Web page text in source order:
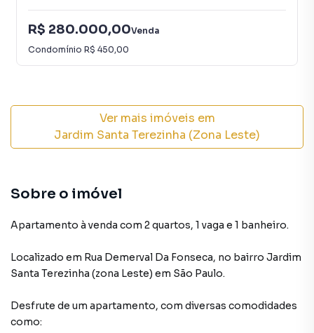
R$ 280.000,00Venda
Condomínio R$ 450,00
Ver mais imóveis em
Jardim Santa Terezinha (Zona Leste)
Sobre o imóvel
Apartamento à venda com 2 quartos, 1 vaga e 1 banheiro.
Localizado em Rua Demerval Da Fonseca, no bairro Jardim
Santa Terezinha (zona Leste) em São Paulo.
Desfrute de um apartamento, com diversas comodidades
como: